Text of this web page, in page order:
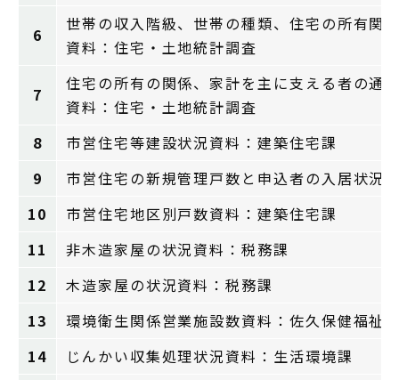
6
世帯の収入階級、世帯の種類、住宅の所有関
資料：住宅・土地統計調査
7
住宅の所有の関係、家計を主に支える者の通
資料：住宅・土地統計調査
8
市営住宅等建設状況資料：建築住宅課
9
市営住宅の新規管理戸数と申込者の入居状況
10
市営住宅地区別戸数資料：建築住宅課
11
非木造家屋の状況資料：税務課
12
木造家屋の状況資料：税務課
13
環境衛生関係営業施設数資料：佐久保健福祉
14
じんかい収集処理状況資料：生活環境課